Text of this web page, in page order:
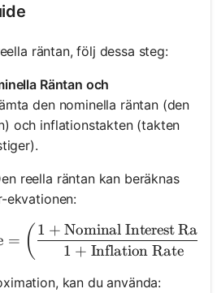
räntan, följ dessa steg:
Räntan och
den nominella räntan (den
och inflationstakten (takten
reella räntan kan beräknas
ekvationen:
\text{Real Interest
= ( 1 + Inflation Rate
1 + Nominal Interest Rate
kan du använda: